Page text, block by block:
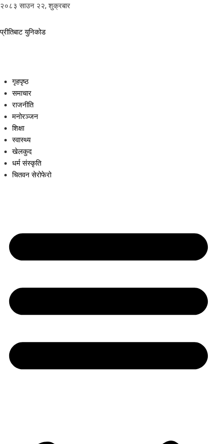
२०८३ साउन २२, शुक्रबार
प्रीतिबाट युनिकोड
गृहपृष्ठ
समाचार
राजनीति
मनोरञ्जन
शिक्षा
स्वास्थ्य
खेलकुद
धर्म संस्कृति
चितवन सेरोफेरो